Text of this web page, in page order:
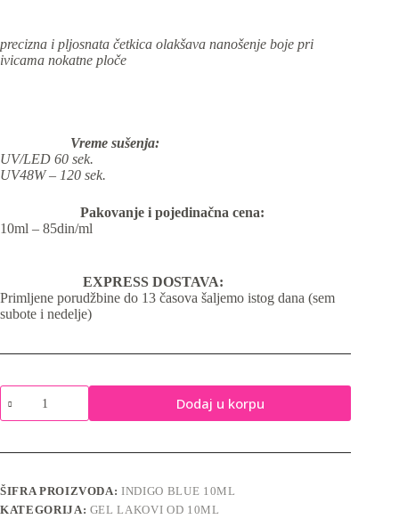
precizna i pljosnata četkica olakšava nanošenje boje pri
ivicama nokatne ploče
Vreme sušenja:
UV/LED 60 sek.
UV48W – 120 sek.
Pakovanje i pojedinačna cena:
10ml – 85din/ml
EXPRESS DOSTAVA:
Primljene porudžbine do 13 časova šaljemo istog dana (sem
subote i nedelje)
Indigo
Blue
No.83
gel
količina
Dodaj u korpu
ŠIFRA PROIZVODA:INDIGO BLUE 10ML
KATEGORIJA: GEL LAKOVI OD 10ML